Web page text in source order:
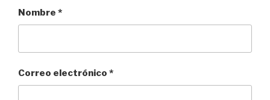
Nombre *
Correo electrónico *